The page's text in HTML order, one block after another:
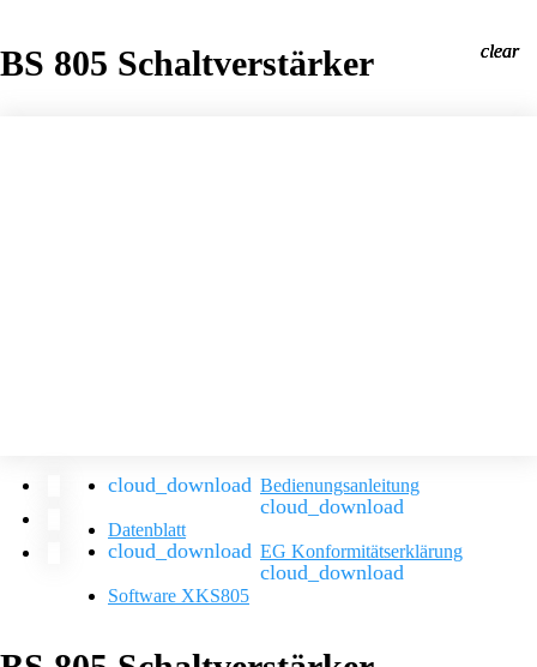
BS 805 Schaltverstärker
Bedienungsanleitung
Datenblatt
EG Konformitätserklärung
Software XKS805
clear
clear
clear